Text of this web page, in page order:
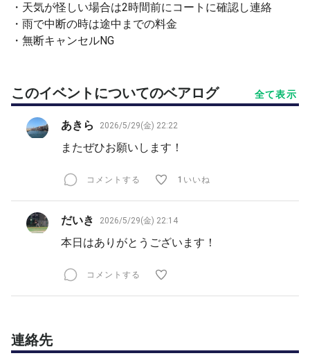
・天気が怪しい場合は2時間前にコートに確認し連絡
・雨で中断の時は途中までの料金
・無断キャンセルNG
このイベントについてのベアログ 全て表示
あきら 2026/5/29(金) 22:22
またぜひお願いします！
コメントする 1いいね
だいき 2026/5/29(金) 22:14
本日はありがとうございます！
コメントする
連絡先